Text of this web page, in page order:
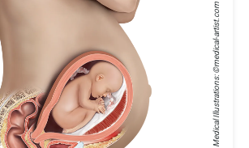
Medical Illustrations: ©
medical-artist.com